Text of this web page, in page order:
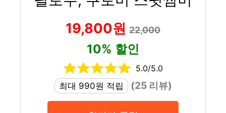
19,800원 22,000
10% 할인
5.0/5.0
최대 990원 적립
(25 리뷰)